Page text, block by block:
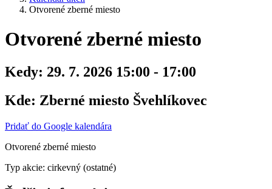
Otvorené zberné miesto
Otvorené zberné miesto
Kedy: 29. 7. 2026 15:00 - 17:00
Kde: Zberné miesto Švehlíkovec
Pridať do Google kalendára
Otvorené zberné miesto
Typ akcie: cirkevný (ostatné)